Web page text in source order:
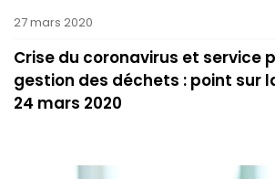
27 mars 2020
Crise du coronavirus et service
gestion des déchets : point sur
24 mars 2020